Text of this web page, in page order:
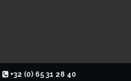
+32 (0) 65 31 28 40